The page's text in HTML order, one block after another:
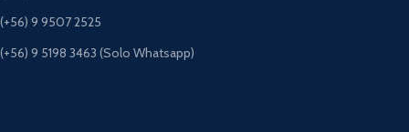
(+56) 9 9507 2525
(+56) 9 5198 3463 (Solo Whatsapp)